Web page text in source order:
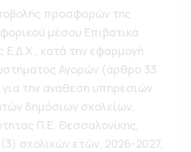
προσφορών της
μέσου Επιβατικά
Ε.Δ.Χ., κατά την εφαρμογή
Αγορών (άρθρο 33
για την ανάθεση υπηρεσιών
δημόσιων σχολείων,
Π.Ε. Θεσσαλονίκης,
σχολικών ετών, 2026-2027,